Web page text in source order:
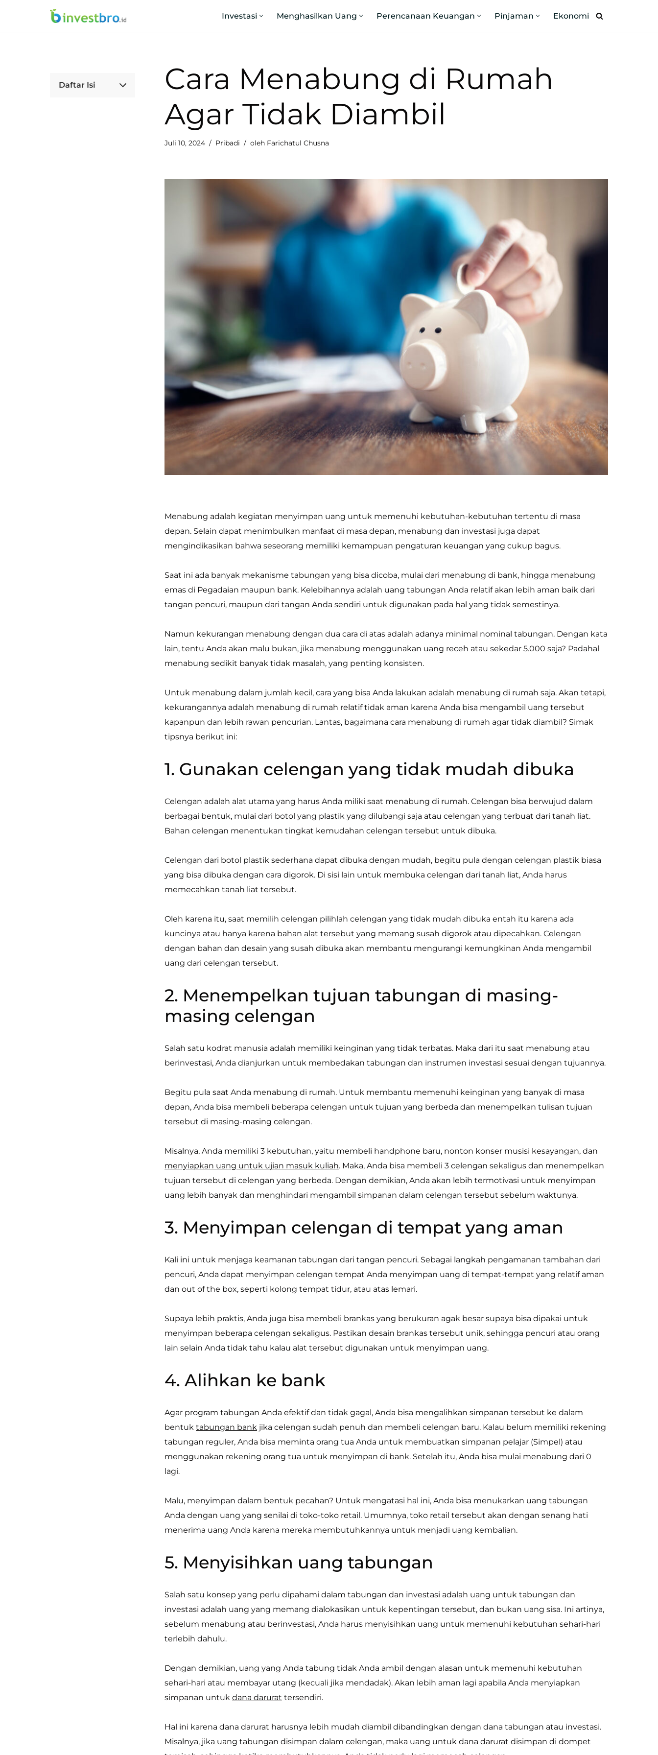
Investasi Menghasilkan Uang Perencanaan Keuangan Pinjaman Ekonomi
Daftar Isi
Cara Menabung di Rumah
Agar Tidak Diambil
Juli 10, 2024 Pribadi oleh Farichatul Chusna
Menabung adalah kegiatan menyimpan uang untuk memenuhi kebutuhan-kebutuhan tertentu di masa
depan. Selain dapat menimbulkan manfaat di masa depan, menabung dan investasi juga dapat
mengindikasikan bahwa seseorang memiliki kemampuan pengaturan keuangan yang cukup bagus.
Saat ini ada banyak mekanisme tabungan yang bisa dicoba, mulai dari menabung di bank, hingga menabung
emas di Pegadaian maupun bank. Kelebihannya adalah uang tabungan Anda relatif akan lebih aman baik dari
tangan pencuri, maupun dari tangan Anda sendiri untuk digunakan pada hal yang tidak semestinya.
Namun kekurangan menabung dengan dua cara di atas adalah adanya minimal nominal tabungan. Dengan kata
lain, tentu Anda akan malu bukan, jika menabung menggunakan uang receh atau sekedar 5.000 saja? Padahal
menabung sedikit banyak tidak masalah, yang penting konsisten.
Untuk menabung dalam jumlah kecil, cara yang bisa Anda lakukan adalah menabung di rumah saja. Akan tetapi,
kekurangannya adalah menabung di rumah relatif tidak aman karena Anda bisa mengambil uang tersebut
kapanpun dan lebih rawan pencurian. Lantas, bagaimana cara menabung di rumah agar tidak diambil? Simak
tipsnya berikut ini:
1. Gunakan celengan yang tidak mudah dibuka
Celengan adalah alat utama yang harus Anda miliki saat menabung di rumah. Celengan bisa berwujud dalam
berbagai bentuk, mulai dari botol yang plastik yang dilubangi saja atau celengan yang terbuat dari tanah liat.
Bahan celengan menentukan tingkat kemudahan celengan tersebut untuk dibuka.
Celengan dari botol plastik sederhana dapat dibuka dengan mudah, begitu pula dengan celengan plastik biasa
yang bisa dibuka dengan cara digorok. Di sisi lain untuk membuka celengan dari tanah liat, Anda harus
memecahkan tanah liat tersebut.
Oleh karena itu, saat memilih celengan pilihlah celengan yang tidak mudah dibuka entah itu karena ada
kuncinya atau hanya karena bahan alat tersebut yang memang susah digorok atau dipecahkan. Celengan
dengan bahan dan desain yang susah dibuka akan membantu mengurangi kemungkinan Anda mengambil
uang dari celengan tersebut.
2. Menempelkan tujuan tabungan di masing-
masing celengan
Salah satu kodrat manusia adalah memiliki keinginan yang tidak terbatas. Maka dari itu saat menabung atau
berinvestasi, Anda dianjurkan untuk membedakan tabungan dan instrumen investasi sesuai dengan tujuannya.
Begitu pula saat Anda menabung di rumah. Untuk membantu memenuhi keinginan yang banyak di masa
depan, Anda bisa membeli beberapa celengan untuk tujuan yang berbeda dan menempelkan tulisan tujuan
tersebut di masing-masing celengan.
Misalnya, Anda memiliki 3 kebutuhan, yaitu membeli handphone baru, nonton konser musisi kesayangan, dan
menyiapkan uang untuk ujian masuk kuliah. Maka, Anda bisa membeli 3 celengan sekaligus dan menempelkan
tujuan tersebut di celengan yang berbeda. Dengan demikian, Anda akan lebih termotivasi untuk menyimpan
uang lebih banyak dan menghindari mengambil simpanan dalam celengan tersebut sebelum waktunya.
3. Menyimpan celengan di tempat yang aman
Kali ini untuk menjaga keamanan tabungan dari tangan pencuri. Sebagai langkah pengamanan tambahan dari
pencuri, Anda dapat menyimpan celengan tempat Anda menyimpan uang di tempat-tempat yang relatif aman
dan out of the box, seperti kolong tempat tidur, atau atas lemari.
Supaya lebih praktis, Anda juga bisa membeli brankas yang berukuran agak besar supaya bisa dipakai untuk
menyimpan beberapa celengan sekaligus. Pastikan desain brankas tersebut unik, sehingga pencuri atau orang
lain selain Anda tidak tahu kalau alat tersebut digunakan untuk menyimpan uang.
4. Alihkan ke bank
Agar program tabungan Anda efektif dan tidak gagal, Anda bisa mengalihkan simpanan tersebut ke dalam
bentuk tabungan bank jika celengan sudah penuh dan membeli celengan baru. Kalau belum memiliki rekening
tabungan reguler, Anda bisa meminta orang tua Anda untuk membuatkan simpanan pelajar (Simpel) atau
menggunakan rekening orang tua untuk menyimpan di bank. Setelah itu, Anda bisa mulai menabung dari 0
lagi.
Malu, menyimpan dalam bentuk pecahan? Untuk mengatasi hal ini, Anda bisa menukarkan uang tabungan
Anda dengan uang yang senilai di toko-toko retail. Umumnya, toko retail tersebut akan dengan senang hati
menerima uang Anda karena mereka membutuhkannya untuk menjadi uang kembalian.
5. Menyisihkan uang tabungan
Salah satu konsep yang perlu dipahami dalam tabungan dan investasi adalah uang untuk tabungan dan
investasi adalah uang yang memang dialokasikan untuk kepentingan tersebut, dan bukan uang sisa. Ini artinya,
sebelum menabung atau berinvestasi, Anda harus menyisihkan uang untuk memenuhi kebutuhan sehari-hari
terlebih dahulu.
Dengan demikian, uang yang Anda tabung tidak Anda ambil dengan alasan untuk memenuhi kebutuhan
sehari-hari atau membayar utang (kecuali jika mendadak). Akan lebih aman lagi apabila Anda menyiapkan
simpanan untuk dana darurat tersendiri.
Hal ini karena dana darurat harusnya lebih mudah diambil dibandingkan dengan dana tabungan atau investasi.
Misalnya, jika uang tabungan disimpan dalam celengan, maka uang untuk dana darurat disimpan di dompet